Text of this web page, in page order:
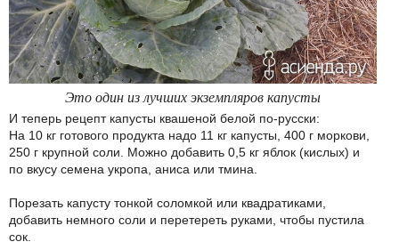
Это один из лучших экземпляров капусты
И теперь рецепт капусты квашеной белой по-русски:
На 10 кг готового продукта надо 11 кг капусты, 400 г моркови,
250 г крупной соли. Можно добавить 0,5 кг яблок (кислых) и
по вкусу семена укропа, аниса или тмина.
Порезать капусту тонкой соломкой или квадратиками,
добавить немного соли и перетереть руками, чтобы пустила
сок.